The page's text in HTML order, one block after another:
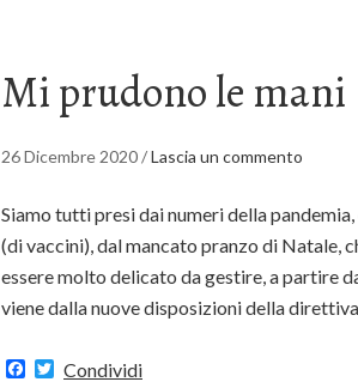
Mi prudono le mani
26 Dicembre 2020/Lascia un commento
Siamo tutti presi dai numeri della
(di vaccini), dal mancato pranzo di Natale,
essere molto delicato da gestire, a partire
viene dalla nuove disposizioni della
Facebook
Twitter
Condividi